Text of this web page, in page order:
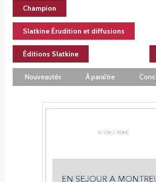
Champion
Slatkine Érudition et diffusions
Éditions Slatkine
Nouveautés À paraître